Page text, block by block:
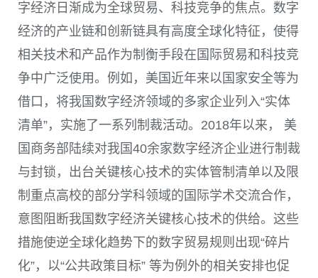
字经济日渐成为全球贸易、科技竞争的焦点。数字
经济的产业链和创新链具有高度全球化特征，使得
相关技术和产品作为制衡手段在国际贸易和科技竞
争中广泛使用。例如，美国近年来以国家安全等为
借口，将我国数字经济领域的多家企业列入“实体
清单”，实施了一系列制裁活动。2018年以来， 美
国商务部陆续对我国40余家数字经济企业进行制裁
与封锁，出台关键核心技术的实体管制清单以及限
制重点高校的部分学科领域的国际学术交流合作，
意图阻断我国数字经济关键核心技术的供给。这些
措施使逆全球化趋势下的数字贸易规则出现“碎片
化”，以“公共政策目标” 等为例外的相关安排也促